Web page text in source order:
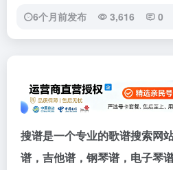
6个月前发布 3,616 0
搜谱是一个专业的歌谱搜索网
谱，吉他谱，钢琴谱，电子琴